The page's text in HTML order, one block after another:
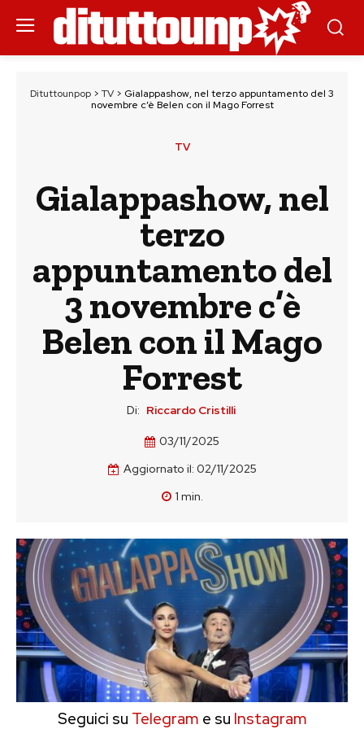
Dituttounpop > TV > Gialappashow, nel terzo appuntamento del 3
novembre c’è Belen con il Mago Forrest
TV
Gialappashow, nel
terzo
appuntamento del
3 novembre c’è
Belen con il Mago
Forrest
Di: Riccardo Cristilli
03/11/2025
Aggiornato il: 02/11/2025
1 min.
Seguici su Telegram e su Instagram